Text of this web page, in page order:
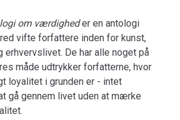
om værdigheder en antologi
vifte forfattere inden for kunst,
erhvervslivet. De har alle noget på
måde udtrykker forfatterne, hvor
loyalitet i grunden er - intet
gå gennem livet uden at mærke